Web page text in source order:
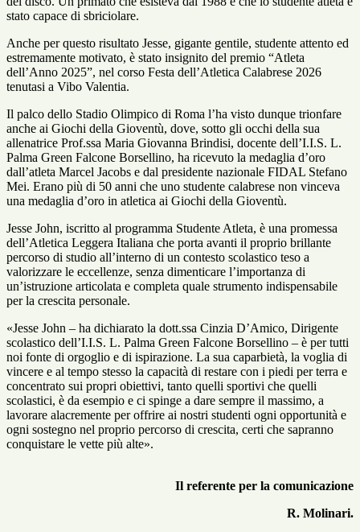
stato capace di sbriciolare.
Anche per questo risultato Jesse, gigante gentile, studente attento ed
estremamente motivato, è stato insignito del premio “Atleta
dell’Anno 2025”, nel corso Festa dell’Atletica Calabrese 2026
tenutasi a Vibo Valentia.
Il palco dello Stadio Olimpico di Roma l’ha visto dunque trionfare
anche ai Giochi della Gioventù, dove, sotto gli occhi della sua
allenatrice Prof.ssa Maria Giovanna Brindisi, docente dell’I.I.S. L.
Palma Green Falcone Borsellino, ha ricevuto la medaglia d’oro
dall’atleta Marcel Jacobs e dal presidente nazionale FIDAL Stefano
Mei. Erano più di 50 anni che uno studente calabrese non vinceva
una medaglia d’oro in atletica ai Giochi della Gioventù.
Jesse John, iscritto al programma Studente Atleta, è una promessa
dell’Atletica Leggera Italiana che porta avanti il proprio brillante
percorso di studio all’interno di un contesto scolastico teso a
valorizzare le eccellenze, senza dimenticare l’importanza di
un’istruzione articolata e completa quale strumento indispensabile
per la crescita personale.
«Jesse John – ha dichiarato la dott.ssa Cinzia D’Amico, Dirigente
scolastico dell’I.I.S. L. Palma Green Falcone Borsellino – è per tutti
noi fonte di orgoglio e di ispirazione. La sua caparbietà, la voglia di
vincere e al tempo stesso la capacità di restare con i piedi per terra e
concentrato sui propri obiettivi, tanto quelli sportivi che quelli
scolastici, è da esempio e ci spinge a dare sempre il massimo, a
lavorare alacremente per offrire ai nostri studenti ogni opportunità e
ogni sostegno nel proprio percorso di crescita, certi che sapranno
conquistare le vette più alte».
Il referente per la comunicazione
R. Molinari.